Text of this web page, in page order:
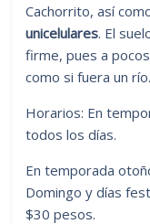
Cachorrito, así
unicelulares. El
firme, pues a
como si fuera un
Horarios: En
todos los días.
En temporada
Domingo y días
$30 pesos.